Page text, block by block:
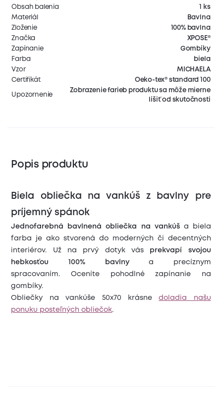
Obsah balenia
1 ks
Materiál
Bavlna
Zloženie
100% bavlna
Značka
XPOSE®
Zapínanie
Gombíky
Farba
biela
Vzor
MICHAELA
Certifikát
Oeko-tex® standard 100
Upozornenie
Zobrazenie farieb produktu sa môže mierne
líšiť od skutočnosti
Popis produktu
Biela obliečka na vankúš z bavlny pre
príjemný spánok
Jednofarebná bavlnená obliečka na vankúša biela
farba je ako stvorená do moderných či decentných
interiérov. Už na prvý dotyk vás prekvapí svojou
hebkosťou 100% bavlnya precíznym
spracovaním. Oceníte pohodlné zapínanie na
gombíky.
Obliečky na vankúše 50x70 krásnedoladia našu
ponuku posteľných obliečok.